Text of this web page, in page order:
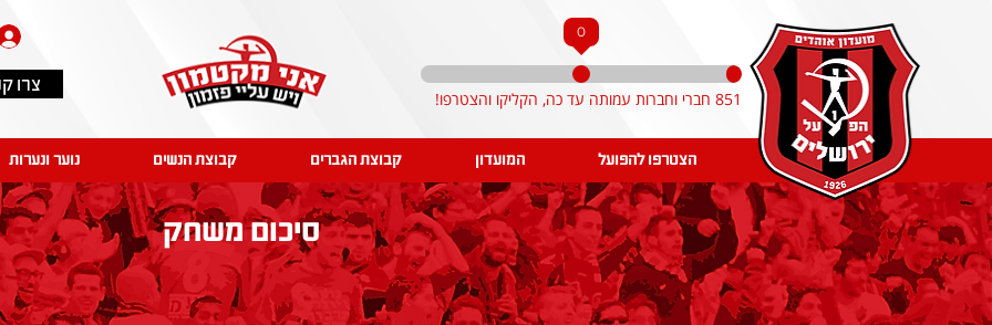
צרו
0
851 חברי וחברות עמותה עד כה, הקליקו והצטרפו!
הצטרפו להפועל המועדון קבוצת הגברים קבוצת הנשים נוער ונערות
סיכום משחק